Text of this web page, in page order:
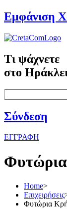
Εμφάνιση
Τι ψάχνετε
στο
Σύνδεση
ΕΓΓΡΑΦΗ
Home>
Επιχειρήσεις
Φυτώρια